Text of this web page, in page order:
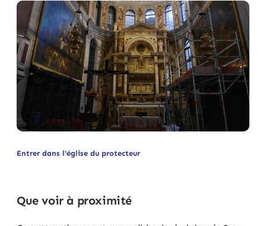
Entrer dans l'église du protecteur
Que voir à proximité